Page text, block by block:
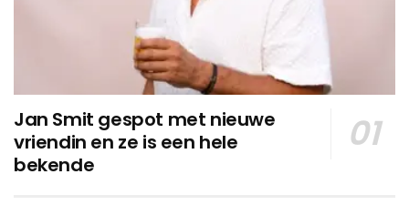
Jan Smit gespot met nieuwe
vriendin en ze is een hele
bekende